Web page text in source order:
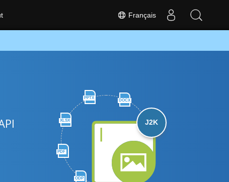
Français
PPTX
DOCX
XLSX
PDF
ODP
J2K